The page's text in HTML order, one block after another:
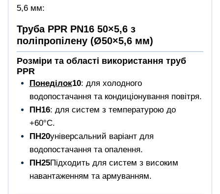
5,6 мм:
Труба PPR PN16 50×5,6 з
поліпропілену (Ø50×5,6 мм)
Розміри та області використання труб
PPR
Понеділок10: для холодного
водопостачання та кондиціонування повітря.
ПН16: для систем з температурою до
+60°C.
ПН20універсальний варіант для
водопостачання та опалення.
ПН25Підходить для систем з високим
навантаженням та армуванням.